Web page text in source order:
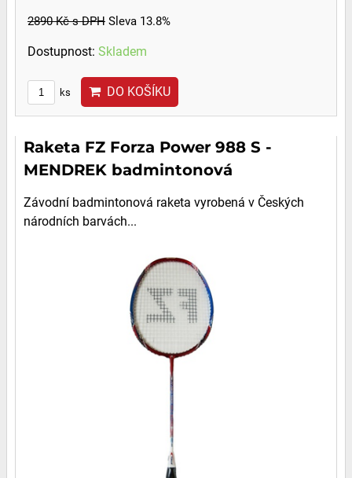
2890 Kčs DPH Sleva 13.8%
Dostupnost: Skladem
ks DO KOŠÍKU
Raketa FZ Forza Power 988 S -
MENDREK badmintonová
Závodní badmintonová raketa vyrobená v Českých
národních barvách...